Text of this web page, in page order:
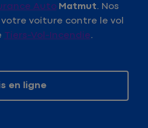
Auto Matmut. Nos
voiture contre le vol
Tiers-Vol-Incendie.
en ligne